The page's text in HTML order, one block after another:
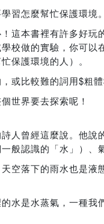
習怎麼幫忙保護環境
這本書裡有許多好
校做的實驗，你可
保護環境的人）。
或比較難的詞用$粗
世界要去探索呢！
人曾經這麼說。他說
般認識的「水」）、
空落下的雨水也是
水是水蒸氣，一種